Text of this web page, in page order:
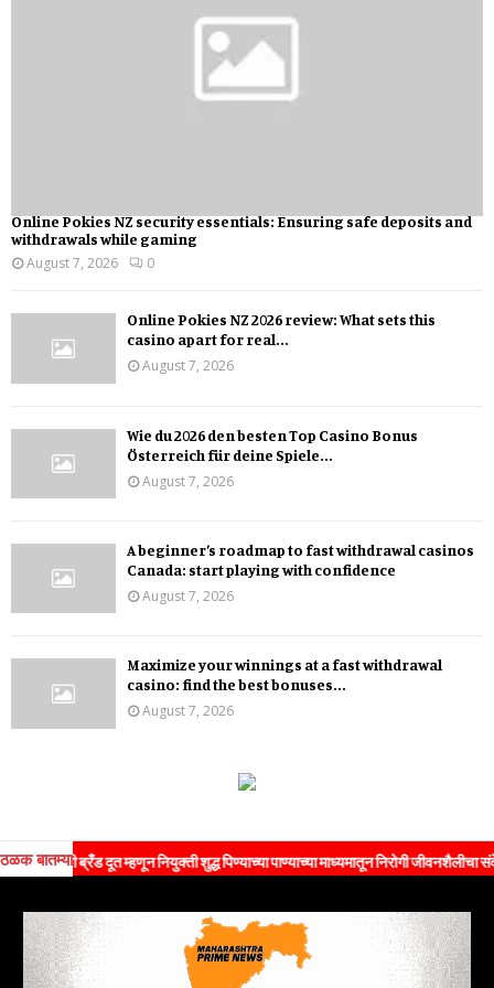
Online Pokies NZ security essentials: Ensuring safe deposits and
withdrawals while gaming
August 7, 2026
0
Online Pokies NZ 2026 review: What sets this
casino apart for real...
August 7, 2026
Wie du 2026 den besten Top Casino Bonus
Österreich für deine Spiele...
August 7, 2026
A beginner’s roadmap to fast withdrawal casinos
Canada: start playing with confidence
August 7, 2026
Maximize your winnings at a fast withdrawal
casino: find the best bonuses...
August 7, 2026
ठळक बातम्या
दूत म्हणून नियुक्ती शुद्ध पिण्याच्या पाण्याच्या माध्यमातून निरोगी जीवनशैलीचा संदेश जनतेपर्यंत